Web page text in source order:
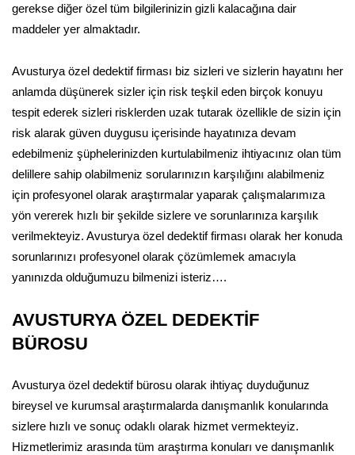
gerekse diğer özel tüm bilgilerinizin gizli kalacağına dair
maddeler yer almaktadır.
Avusturya özel dedektif firması biz sizleri ve sizlerin hayatını her
anlamda düşünerek sizler için risk teşkil eden birçok konuyu
tespit ederek sizleri risklerden uzak tutarak özellikle de sizin için
risk alarak güven duygusu içerisinde hayatınıza devam
edebilmeniz şüphelerinizden kurtulabilmeniz ihtiyacınız olan tüm
delillere sahip olabilmeniz sorularınızın karşılığını alabilmeniz
için profesyonel olarak araştırmalar yaparak çalışmalarımıza
yön vererek hızlı bir şekilde sizlere ve sorunlarınıza karşılık
verilmekteyiz. Avusturya özel dedektif firması olarak her konuda
sorunlarınızı profesyonel olarak çözümlemek amacıyla
yanınızda olduğumuzu bilmenizi isteriz….
AVUSTURYA ÖZEL DEDEKTİF
BÜROSU
Avusturya özel dedektif bürosu olarak ihtiyaç duyduğunuz
bireysel ve kurumsal araştırmalarda danışmanlık konularında
sizlere hızlı ve sonuç odaklı olarak hizmet vermekteyiz.
Hizmetlerimiz arasında tüm araştırma konuları ve danışmanlık